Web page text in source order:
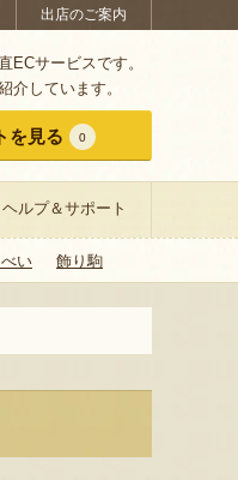
出店のご案内
ECサービスです。
介しています。
を見る 0
ヘルプ＆サポート
い 飾り駒